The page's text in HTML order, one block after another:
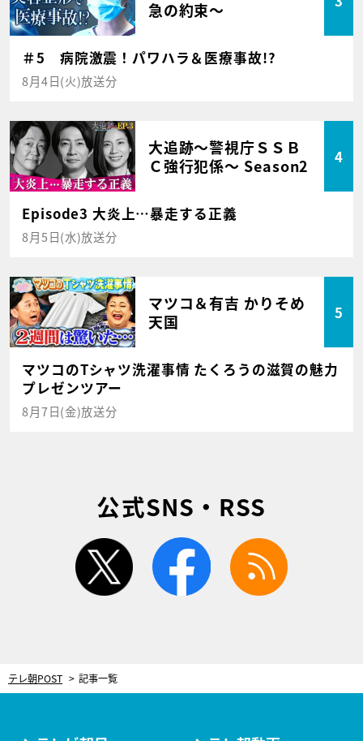
急の約束～
＃5 病院激震！パワハラ＆医療事故!?
8月4日(火)放送分
大追跡～警視庁ＳＳＢ
Ｃ強行犯係～ Season2
4
Episode3 大炎上…暴走する正義
8月5日(水)放送分
マツコ＆有吉 かりそめ
天国
5
マツコのTシャツ洗濯事情 たくろうの滋賀の魅力
プレゼンツアー
8月7日(金)放送分
公式SNS・RSS
twitter facebook
テレ朝POST 記事一覧